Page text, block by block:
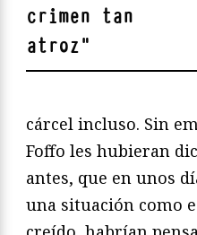
crimen tan
atroz"
cárcel incluso. Sin
Foffo les hubieran
antes, que en unos
una situación como